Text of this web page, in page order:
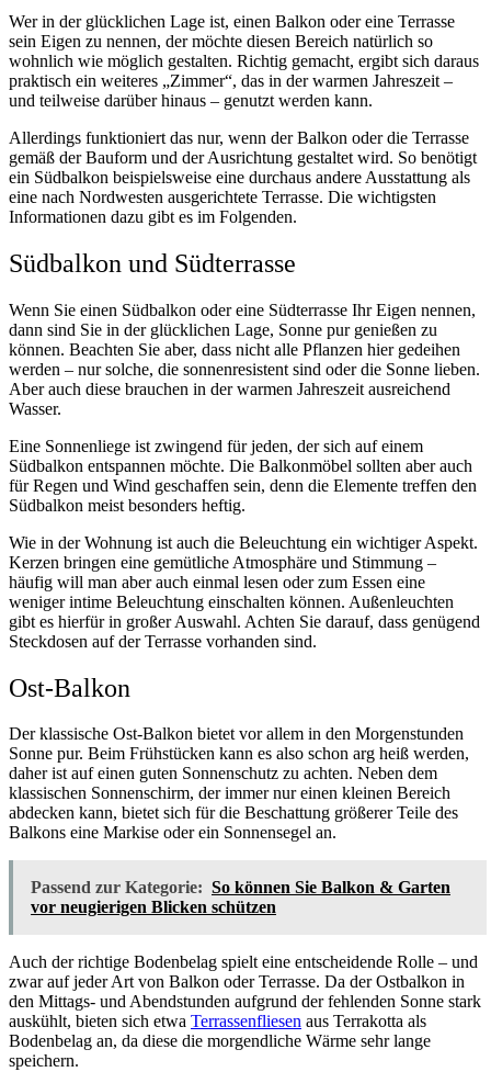
Wer in der glücklichen Lage ist, einen Balkon oder eine Terrasse
sein Eigen zu nennen, der möchte diesen Bereich natürlich so
wohnlich wie möglich gestalten. Richtig gemacht, ergibt sich daraus
praktisch ein weiteres „Zimmer“, das in der warmen Jahreszeit –
und teilweise darüber hinaus – genutzt werden kann.
Allerdings funktioniert das nur, wenn der Balkon oder die Terrasse
gemäß der Bauform und der Ausrichtung gestaltet wird. So benötigt
ein Südbalkon beispielsweise eine durchaus andere Ausstattung als
eine nach Nordwesten ausgerichtete Terrasse. Die wichtigsten
Informationen dazu gibt es im Folgenden.
Südbalkon und Südterrasse
Wenn Sie einen Südbalkon oder eine Südterrasse Ihr Eigen nennen,
dann sind Sie in der glücklichen Lage, Sonne pur genießen zu
können. Beachten Sie aber, dass nicht alle Pflanzen hier gedeihen
werden – nur solche, die sonnenresistent sind oder die Sonne lieben.
Aber auch diese brauchen in der warmen Jahreszeit ausreichend
Wasser.
Eine Sonnenliege ist zwingend für jeden, der sich auf einem
Südbalkon entspannen möchte. Die Balkonmöbel sollten aber auch
für Regen und Wind geschaffen sein, denn die Elemente treffen den
Südbalkon meist besonders heftig.
Wie in der Wohnung ist auch die Beleuchtung ein wichtiger Aspekt.
Kerzen bringen eine gemütliche Atmosphäre und Stimmung –
häufig will man aber auch einmal lesen oder zum Essen eine
weniger intime Beleuchtung einschalten können. Außenleuchten
gibt es hierfür in großer Auswahl. Achten Sie darauf, dass genügend
Steckdosen auf der Terrasse vorhanden sind.
Ost-Balkon
Der klassische Ost-Balkon bietet vor allem in den Morgenstunden
Sonne pur. Beim Frühstücken kann es also schon arg heiß werden,
daher ist auf einen guten Sonnenschutz zu achten. Neben dem
klassischen Sonnenschirm, der immer nur einen kleinen Bereich
abdecken kann, bietet sich für die Beschattung größerer Teile des
Balkons eine Markise oder ein Sonnensegel an.
Passend zur Kategorie: So können Sie Balkon & Garten
vor neugierigen Blicken schützen
Auch der richtige Bodenbelag spielt eine entscheidende Rolle – und
zwar auf jeder Art von Balkon oder Terrasse. Da der Ostbalkon in
den Mittags- und Abendstunden aufgrund der fehlenden Sonne stark
auskühlt, bieten sich etwa Terrassenfliesen aus Terrakotta als
Bodenbelag an, da diese die morgendliche Wärme sehr lange
speichern.